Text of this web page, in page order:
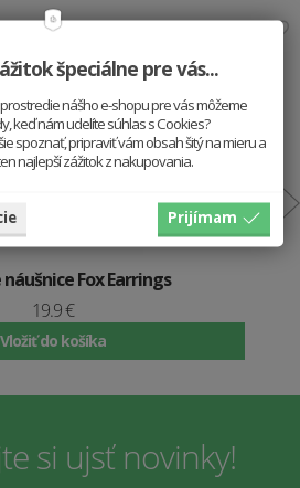
Fox Earrings
19.9 €
Vložiť do košíka
si ujsť novinky!
špeciálne pre vás...
nášho e-shopu pre vás môžeme
keď nám udelíte súhlas s Cookies?
spoznať, pripraviť vám obsah šitý na mieru a
najlepší zážitok z nakupovania.
Prijímam